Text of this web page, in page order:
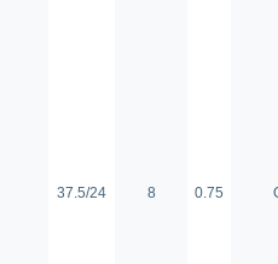
37.5/24 8 0.75